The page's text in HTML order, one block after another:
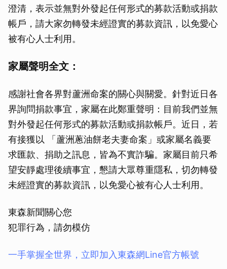
澄清，表示並無對外發起任何形式的募款活動或捐款
帳戶，請大家勿轉發未經證實的募款資訊，以免愛心
被有心人士利用。
家屬聲明全文：
感謝社會各界對蘆洲命案的關心與關愛。針對近日各
界詢問捐款事宜，家屬在此鄭重聲明：目前我們並無
對外發起任何形式的募款活動或捐款帳戶。近日，若
有接獲以 「蘆洲蔥油餅老夫妻命案」或家屬名義要
求匯款、捐助之訊息，皆為不實詐騙。家屬目前只希
望安靜處理後續事宜，懇請大眾尊重隱私，切勿轉發
未經證實的募款資訊，以免愛心被有心人士利用。
東森新聞關心您
犯罪行為，請勿模仿
一手掌握全世界，立即加入東森網Line官方帳號